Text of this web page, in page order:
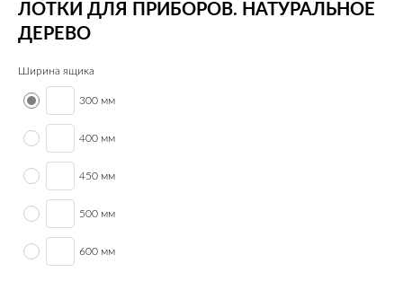
ЛОТКИ ДЛЯ ПРИБОРОВ. НАТУРАЛЬНОЕ
ДЕРЕВО
Ширина ящика
300 мм
400 мм
450 мм
500 мм
600 мм